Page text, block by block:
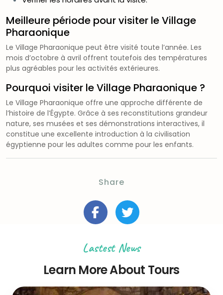
Meilleure période pour visiter le Village
Pharaonique
Le Village Pharaonique peut être visité toute l’année. Les
mois d’octobre à avril offrent toutefois des températures
plus agréables pour les activités extérieures.
Pourquoi visiter le Village Pharaonique ?
Le Village Pharaonique offre une approche différente de
l’histoire de l’Égypte. Grâce à ses reconstitutions grandeur
nature, ses musées et ses démonstrations interactives, il
constitue une excellente introduction à la civilisation
égyptienne pour les adultes comme pour les enfants.
Share
Lastest News
Learn More About Tours